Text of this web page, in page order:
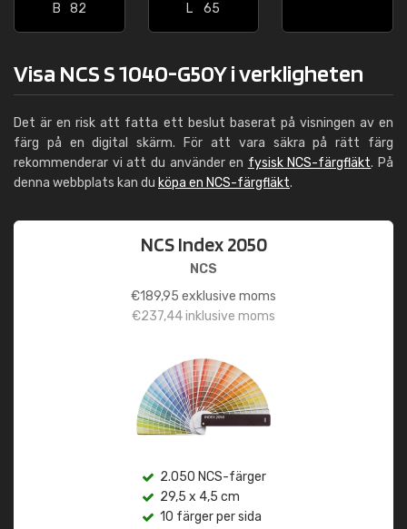
B
82
L
65
Visa NCS S 1040-G50Y i verkligheten
Det är en risk att fatta ett beslut baserat på visningen av en
färg på en digital skärm. För att vara säkra på rätt färg
rekommenderar vi att du använder en fysisk NCS-färgfläkt. På
denna webbplats kan du köpa en NCS-färgfläkt.
NCS Index 2050
NCS
€189,95 exklusive moms
€237,44inklusive moms
2.050 NCS-färger
29,5 x 4,5 cm
10 färger per sida